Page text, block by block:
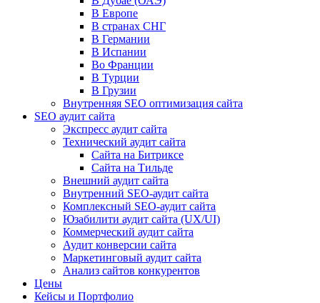
В Европе
В странах СНГ
В Германии
В Испании
Во Франции
В Турции
В Грузии
Внутренняя SEO оптимизация сайта
SEO аудит сайта
Экспресс аудит сайта
Технический аудит сайта
Сайта на Битриксе
Сайта на Тильде
Внешний аудит сайта
Внутренний SEO-аудит сайта
Комплексный SEO-аудит сайта
Юзабилити аудит сайта (UX/UI)
Коммерческий аудит сайта
Аудит конверсии сайта
Маркетинговый аудит сайта
Анализ сайтов конкурентов
Цены
Кейсы и Портфолио